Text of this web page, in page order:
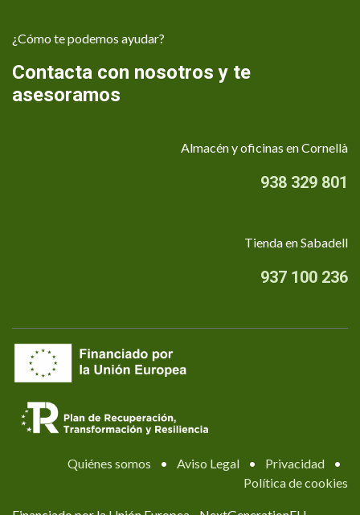
¿Cómo te podemos ayudar?
Contacta con nosotros y te
asesoramos
Almacén y oficinas en Cornellà
938 329 801
Tienda en Sabadell
937 100 236
Quiénes somos • Aviso Legal • Privacidad
•
Política de cookies